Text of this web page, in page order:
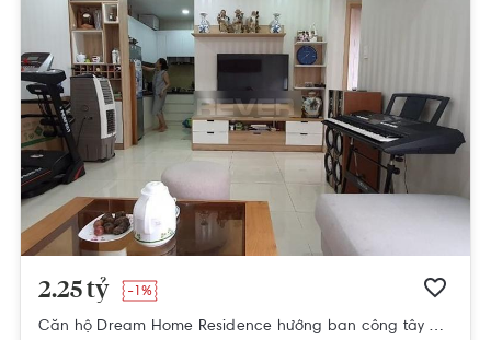
2.25 tỷ -1%
Căn hộ Dream Home Residence hướng ban công tây bắc đầy đủ nội thất diện tích 62m²